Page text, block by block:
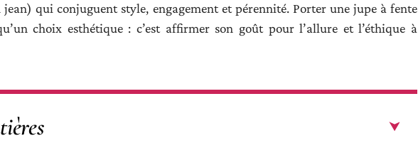
qui conjuguent style, engagement et pérennité. Porter une jupe à fente
choix esthétique : c’est affirmer son goût pour l’allure et l’éthique à